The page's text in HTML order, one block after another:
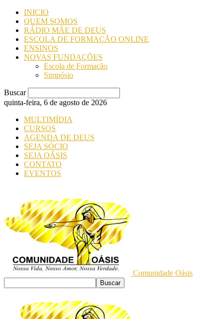
INICIO
QUEM SOMOS
RÁDIO MÃE DE DEUS
ESCOLA DE FORMAÇÃO ONLINE
ENSINOS
NOVAS FUNDAÇÕES
Escola de Formação
Simpósio
Buscar
quinta-feira, 6 de agosto de 2026
MULTIMÍDIA
CURSOS
AGENDA DE DEUS
SEJA SÓCIO
SEJA OÁSIS
CONTATO
EVENTOS
Comunidade Oásis